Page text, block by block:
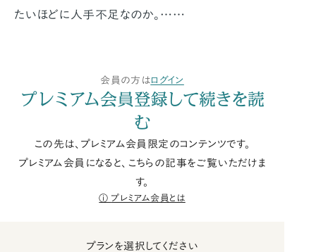
たいほどに人手不足なのか。……
会員の方はログイン
プレミアム会員登録して続きを読
む
この先は、プレミアム会員限定のコンテンツです。
プレミアム会員になると、こちらの記事をご覧いただけま
す。
プレミアム会員とは
プランを選択してください